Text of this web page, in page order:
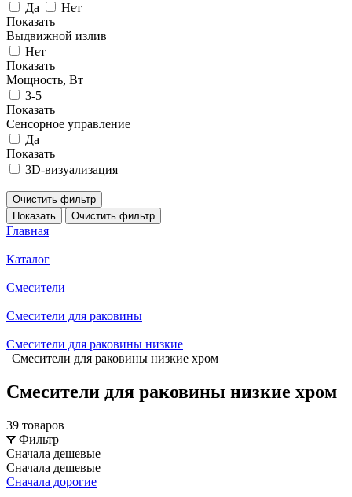
Да
Нет
Показать
Выдвижной излив
Нет
Показать
Мощность, Вт
3-5
Показать
Сенсорное управление
Да
Показать
3D-визуализация
Очистить фильтр
Показать
Очистить фильтр
Главная
Каталог
Смесители
Смесители для раковины
Смесители для раковины низкие
Смесители для раковины низкие хром
Смесители для раковины низкие хром
39 товаров
Фильтр
Сначала дешевые
Сначала дешевые
Сначала дорогие